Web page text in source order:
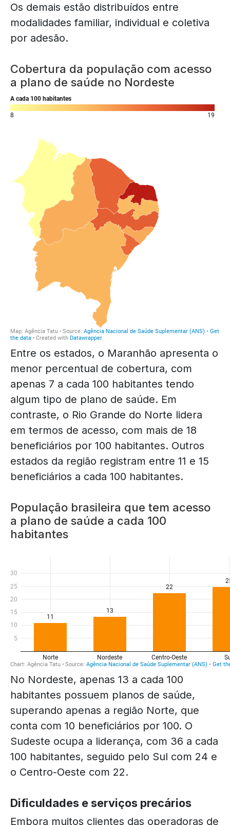
Os demais estão distribuídos entre
modalidades familiar, individual e coletiva
por adesão.
Cobertura da população com acesso
a plano de saúde no Nordeste
Entre os estados, o Maranhão apresenta o
menor percentual de cobertura, com
apenas 7 a cada 100 habitantes tendo
algum tipo de plano de saúde. Em
contraste, o Rio Grande do Norte lidera
em termos de acesso, com mais de 18
beneficiários por 100 habitantes. Outros
estados da região registram entre 11 e 15
beneficiários a cada 100 habitantes.
População brasileira que tem acesso
a plano de saúde a cada 100
habitantes
No Nordeste, apenas 13 a cada 100
habitantes possuem planos de saúde,
superando apenas a região Norte, que
conta com 10 beneficiários por 100. O
Sudeste ocupa a liderança, com 36 a cada
100 habitantes, seguido pelo Sul com 24 e
o Centro-Oeste com 22.
Dificuldades e serviços precários
Embora muitos clientes das operadoras de